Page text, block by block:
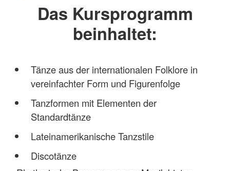
Das Kursprogramm
beinhaltet:
Tänze aus der internationalen Folklore in
vereinfachter Form und Figurenfolge
Tanzformen mit Elementen der
Standardtänze
Lateinamerikanische Tanzstile
Discotänze